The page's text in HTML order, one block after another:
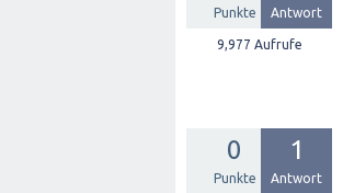
Punkte Antwort
9,977 Aufrufe
0
Punkte
1
Antwort